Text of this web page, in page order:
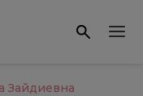
Зайдиевна